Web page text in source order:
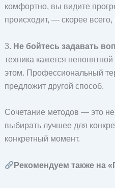
комфортно, вы видите
происходит, — скорее всего,
3. Не бойтесь задавать
техника кажется
этом. Профессиональный
предложит другой способ.
Сочетание методов — это не
выбирать лучшее для
конкретный момент.
Рекомендуем также на